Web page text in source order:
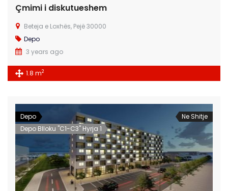
Çmimi i diskutueshem
Beteja e Loxhës, Pejë 30000
Depo
3 years ago
1.8 m2
Depo
Depo Blloku "C1-C3" Hyrja 1
Ne Shitje